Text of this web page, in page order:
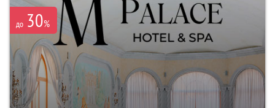
до 30%